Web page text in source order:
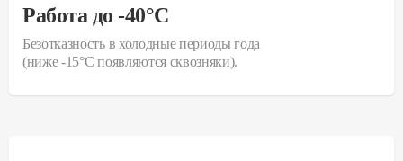
Работа до -40°С
Безотказность в холодные периоды года
(ниже -15°С появляются сквозняки).